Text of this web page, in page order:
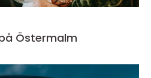
Östermalm